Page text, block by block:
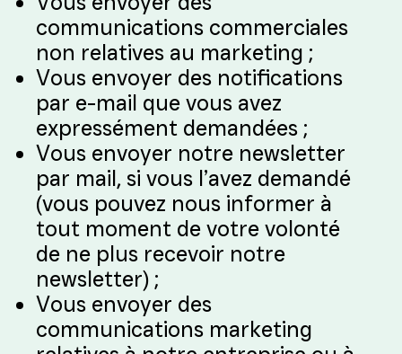
communications commerciales
non relatives au marketing ;
Vous envoyer des notifications
par e-mail que vous avez
expressément demandées ;
Vous envoyer notre newsletter
par mail, si vous l’avez demandé
(vous pouvez nous informer à
tout moment de votre volonté
de ne plus recevoir notre
newsletter) ;
Vous envoyer des
communications marketing